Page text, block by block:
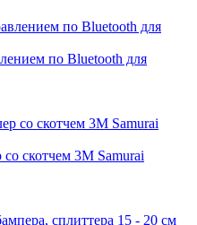
по Bluetooth для
скотчем 3М Samurai